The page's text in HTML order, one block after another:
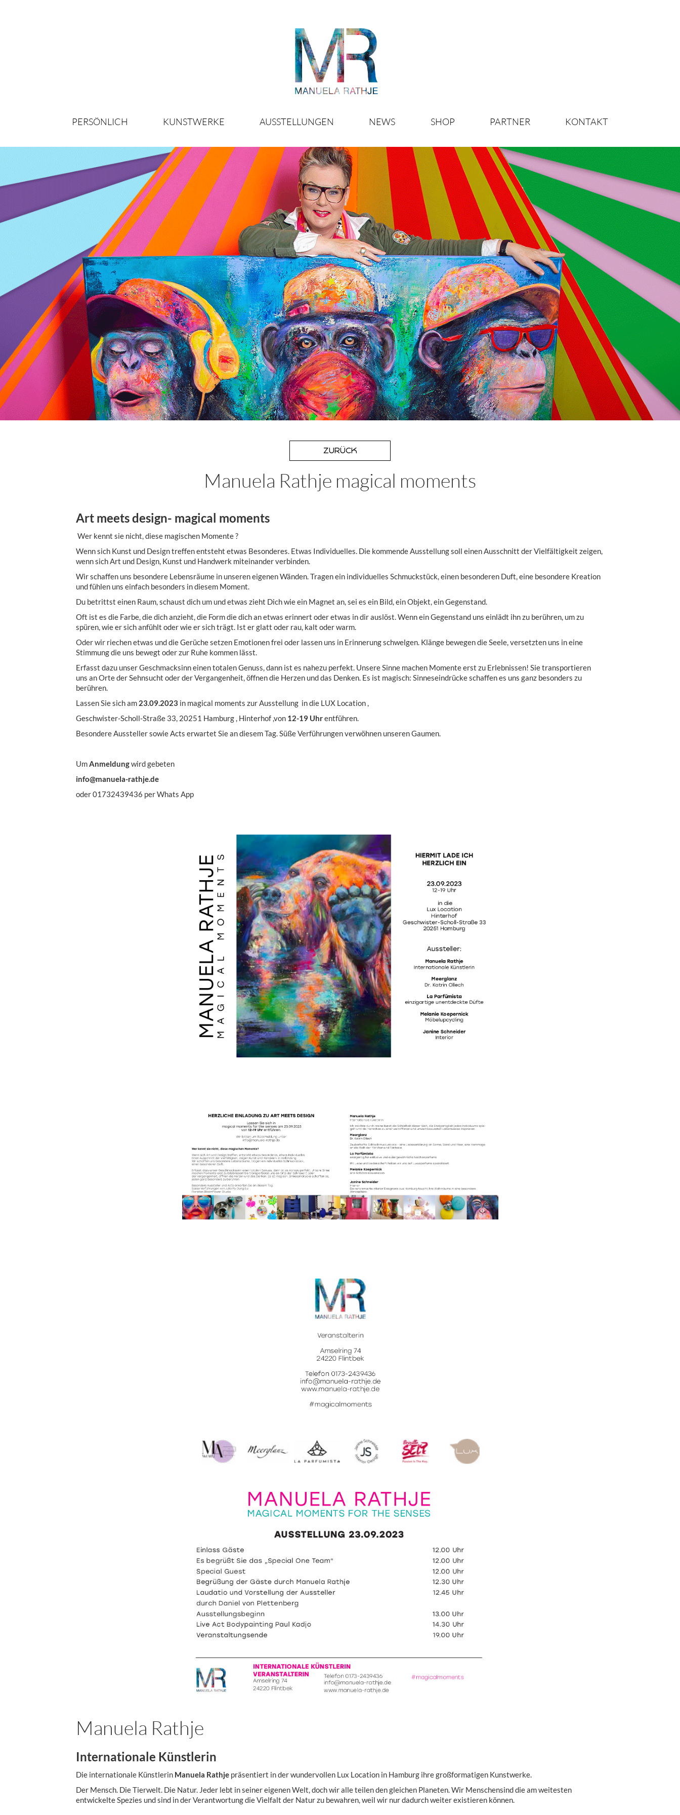
PERSÖNLICH KUNSTWERKE AUSSTELLUNGEN NEWS SHOP PARTNER KONTAKT
ZURÜCK
Manuela Rathje magical moments
Art meets design- magical moments
Wer kennt sie nicht, diese magischen Momente ?
Wenn sich Kunst und Design treffen entsteht etwas Besonderes. Etwas Individuelles. Die kommende Ausstellung soll einen Ausschnitt der Vielfältigkeit zeigen,
wenn sich Art und Design, Kunst und Handwerk miteinander verbinden.
Wir schaffen uns besondere Lebensräume in unseren eigenen Wänden. Tragen ein individuelles Schmuckstück, einen besonderen Duft, eine besondere Kreation
und fühlen uns einfach besonders in diesem Moment.
Du betrittst einen Raum, schaust dich um und etwas zieht Dich wie ein Magnet an, sei es ein Bild, ein Objekt, ein Gegenstand.
Oft ist es die Farbe, die dich anzieht, die Form die dich an etwas erinnert oder etwas in dir auslöst. Wenn ein Gegenstand uns einlädt ihn zu berühren, um zu
spüren, wie er sich anfühlt oder wie er sich trägt. Ist er glatt oder rau, kalt oder warm.
Oder wir riechen etwas und die Gerüche setzen Emotionen frei oder lassen uns in Erinnerung schwelgen. Klänge bewegen die Seele, versetzten uns in eine
Stimmung die uns bewegt oder zur Ruhe kommen lässt.
Erfasst dazu unser Geschmacksinn einen totalen Genuss, dann ist es nahezu perfekt. Unsere Sinne machen Momente erst zu Erlebnissen! Sie transportieren
uns an Orte der Sehnsucht oder der Vergangenheit, öffnen die Herzen und das Denken. Es ist magisch: Sinneseindrücke schaffen es uns ganz besonders zu
berühren.
Lassen Sie sich am 23.09.2023 in magical moments zur Ausstellung in die LUX Location ,
Geschwister-Scholl-Straße 33, 20251 Hamburg , Hinterhof ,von 12-19 Uhrentführen.
Besondere Aussteller sowie Acts erwartet Sie an diesem Tag. Süße Verführungen verwöhnen unseren Gaumen.
UmAnmeldungwird gebeten
info@manuela-rathje.de
oder 01732439436 per Whats App
Manuela Rathje
Internationale Künstlerin
Die internationale Künstlerin Manuela Rathje präsentiert in der wundervollen Lux Location in Hamburg ihre großformatigen Kunstwerke.
Der Mensch. Die Tierwelt. Die Natur. Jeder lebt in seiner eigenen Welt, doch wir alle teilen den gleichen Planeten. Wir Menschensind die am weitesten
entwickelte Spezies und sind in der Verantwortung die Vielfalt der Natur zu bewahren, weil wir nur dadurch weiter existieren können.